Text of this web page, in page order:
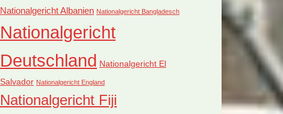
Nationalgericht Albanien Nationalgericht Bangladesch
Nationalgericht
Deutschland Nationalgericht El
Salvador Nationalgericht England
Nationalgericht Fiji